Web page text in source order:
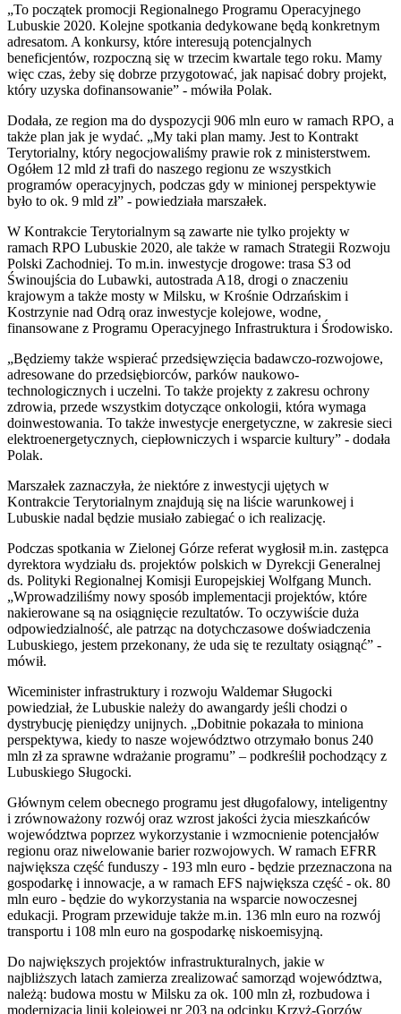
„To początek promocji Regionalnego Programu Operacyjnego
Lubuskie 2020. Kolejne spotkania dedykowane będą konkretnym
adresatom. A konkursy, które interesują potencjalnych
beneficjentów, rozpoczną się w trzecim kwartale tego roku. Mamy
więc czas, żeby się dobrze przygotować, jak napisać dobry projekt,
który uzyska dofinansowanie” - mówiła Polak.
Dodała, ze region ma do dyspozycji 906 mln euro w ramach RPO, a
także plan jak je wydać. „My taki plan mamy. Jest to Kontrakt
Terytorialny, który negocjowaliśmy prawie rok z ministerstwem.
Ogółem 12 mld zł trafi do naszego regionu ze wszystkich
programów operacyjnych, podczas gdy w minionej perspektywie
było to ok. 9 mld zł” - powiedziała marszałek.
W Kontrakcie Terytorialnym są zawarte nie tylko projekty w
ramach RPO Lubuskie 2020, ale także w ramach Strategii Rozwoju
Polski Zachodniej. To m.in. inwestycje drogowe: trasa S3 od
Świnoujścia do Lubawki, autostrada A18, drogi o znaczeniu
krajowym a także mosty w Milsku, w Krośnie Odrzańskim i
Kostrzynie nad Odrą oraz inwestycje kolejowe, wodne,
finansowane z Programu Operacyjnego Infrastruktura i Środowisko.
„Będziemy także wspierać przedsięwzięcia badawczo-rozwojowe,
adresowane do przedsiębiorców, parków naukowo-
technologicznych i uczelni. To także projekty z zakresu ochrony
zdrowia, przede wszystkim dotyczące onkologii, która wymaga
doinwestowania. To także inwestycje energetyczne, w zakresie sieci
elektroenergetycznych, ciepłowniczych i wsparcie kultury” - dodała
Polak.
Marszałek zaznaczyła, że niektóre z inwestycji ujętych w
Kontrakcie Terytorialnym znajdują się na liście warunkowej i
Lubuskie nadal będzie musiało zabiegać o ich realizację.
Podczas spotkania w Zielonej Górze referat wygłosił m.in. zastępca
dyrektora wydziału ds. projektów polskich w Dyrekcji Generalnej
ds. Polityki Regionalnej Komisji Europejskiej Wolfgang Munch.
„Wprowadziliśmy nowy sposób implementacji projektów, które
nakierowane są na osiągnięcie rezultatów. To oczywiście duża
odpowiedzialność, ale patrząc na dotychczasowe doświadczenia
Lubuskiego, jestem przekonany, że uda się te rezultaty osiągnąć” -
mówił.
Wiceminister infrastruktury i rozwoju Waldemar Sługocki
powiedział, że Lubuskie należy do awangardy jeśli chodzi o
dystrybucję pieniędzy unijnych. „Dobitnie pokazała to miniona
perspektywa, kiedy to nasze województwo otrzymało bonus 240
mln zł za sprawne wdrażanie programu” – podkreślił pochodzący z
Lubuskiego Sługocki.
Głównym celem obecnego programu jest długofalowy, inteligentny
i zrównoważony rozwój oraz wzrost jakości życia mieszkańców
województwa poprzez wykorzystanie i wzmocnienie potencjałów
regionu oraz niwelowanie barier rozwojowych. W ramach EFRR
największa część funduszy - 193 mln euro - będzie przeznaczona na
gospodarkę i innowacje, a w ramach EFS największa część - ok. 80
mln euro - będzie do wykorzystania na wsparcie nowoczesnej
edukacji. Program przewiduje także m.in. 136 mln euro na rozwój
transportu i 108 mln euro na gospodarkę niskoemisyjną.
Do największych projektów infrastrukturalnych, jakie w
najbliższych latach zamierza zrealizować samorząd województwa,
należą: budowa mostu w Milsku za ok. 100 mln zł, rozbudowa i
modernizacja linii kolejowej nr 203 na odcinku Krzyż-Gorzów